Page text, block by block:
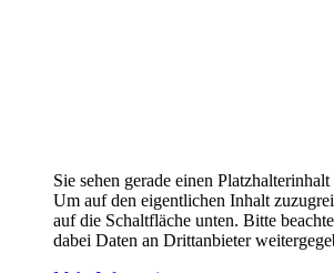
Sie sehen gerade einen Platzhalterinhalt
Um auf den eigentlichen Inhalt
auf die Schaltfläche unten. Bitte
dabei Daten an Drittanbieter